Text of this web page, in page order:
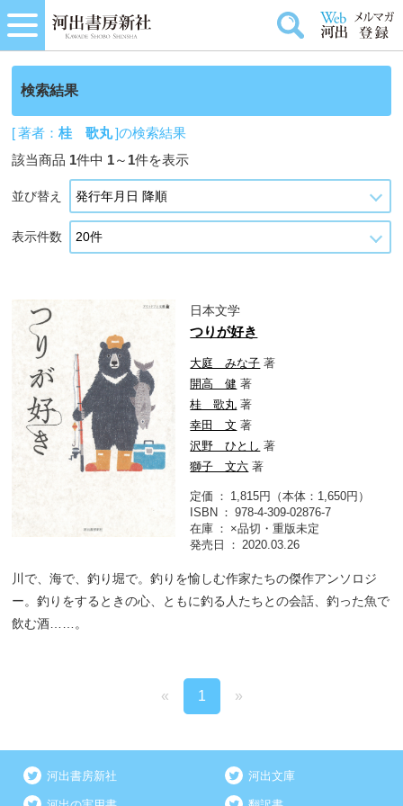
検索結果
[ 著者：桂 歌丸]の検索結果
該当商品 1件中 1～ 1件を表示
並び替え
表示件数
日本文学
つりが好き
大庭 みな子 著
開高 健 著
桂 歌丸 著
幸田 文 著
沢野 ひとし 著
獅子 文六 著
定価
1,815円（本体：1,650円）
ISBN
978-4-309-02876-7
在庫
×品切・重版未定
発売日
2020.03.26
川で、海で、釣り堀で。釣りを愉しむ作家たちの傑作アンソロジ
ー。釣りをするときの心、ともに釣る人たちとの会話、釣った魚で
飲む酒……。
« 1 »
河出書房新社 河出文庫